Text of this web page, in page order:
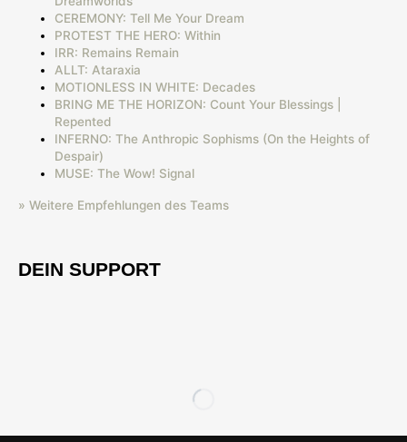
CEREMONY: Tell Me Your Dream
PROTEST THE HERO: Within
IRR: Remains Remain
ALLT: Ataraxia
MOTIONLESS IN WHITE: Decades
BRING ME THE HORIZON: Count Your Blessings |
Repented
INFERNO: The Anthropic Sophisms (On the Heights of
Despair)
MUSE: The Wow! Signal
» Weitere Empfehlungen des Teams
DEIN SUPPORT